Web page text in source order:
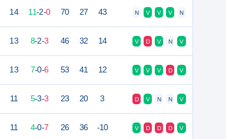
14 11-2-0 70 27 43 N V V V N
13 8-2-3 46 32 14 V D V N V
13 7-0-6 53 41 12 V V V D V
11 5-3-3 23 20 3 D V N N V
11 4-0-7 26 36 -10 V D D D V